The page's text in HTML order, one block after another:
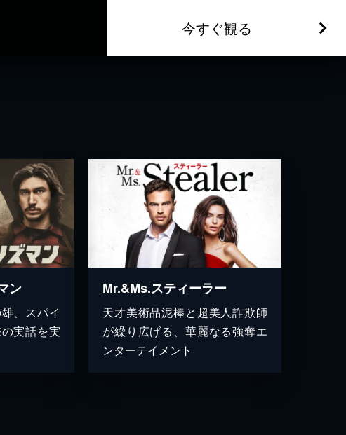
今すぐ観る
ン
、スパイ
実話を実
Mr.&Ms.スティーラー
天才美術品泥棒と超美人詐欺師
が繰り広げる、華麗なる強奪エ
ンターテイメント